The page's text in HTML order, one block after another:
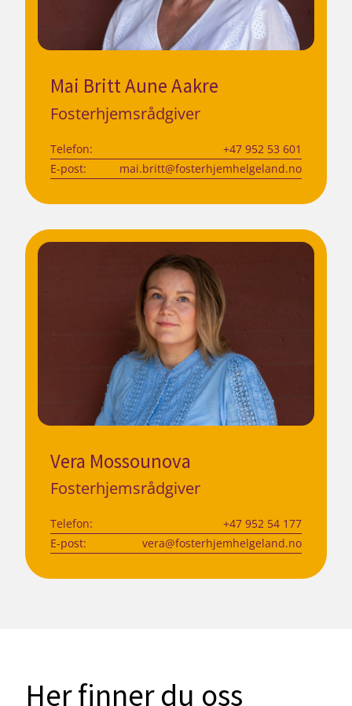
Mai Britt Aune Aakre
Fosterhjemsrådgiver
Telefon:
+47 952 53 601
E-post:
mai.britt@fosterhjemhelgeland.no
Vera Mossounova
Fosterhjemsrådgiver
Telefon:
+47 952 54 177
E-post:
vera@fosterhjemhelgeland.no
Her finner du oss